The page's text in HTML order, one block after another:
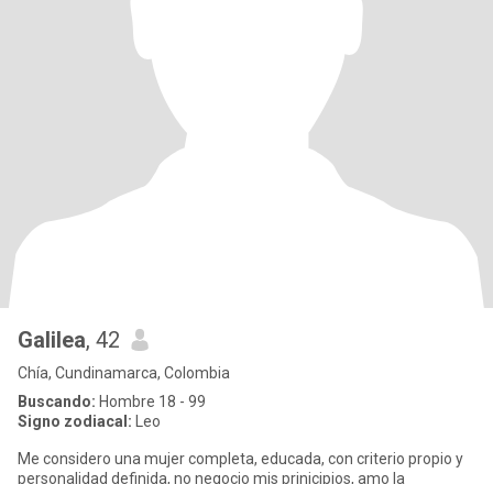
Galilea, 42
Chía, Cundinamarca, Colombia
Buscando: Hombre 18 - 99
Signo zodiacal: Leo
Me considero una mujer completa, educada, con criterio propio y
personalidad definida, no negocio mis prinicipios, amo la